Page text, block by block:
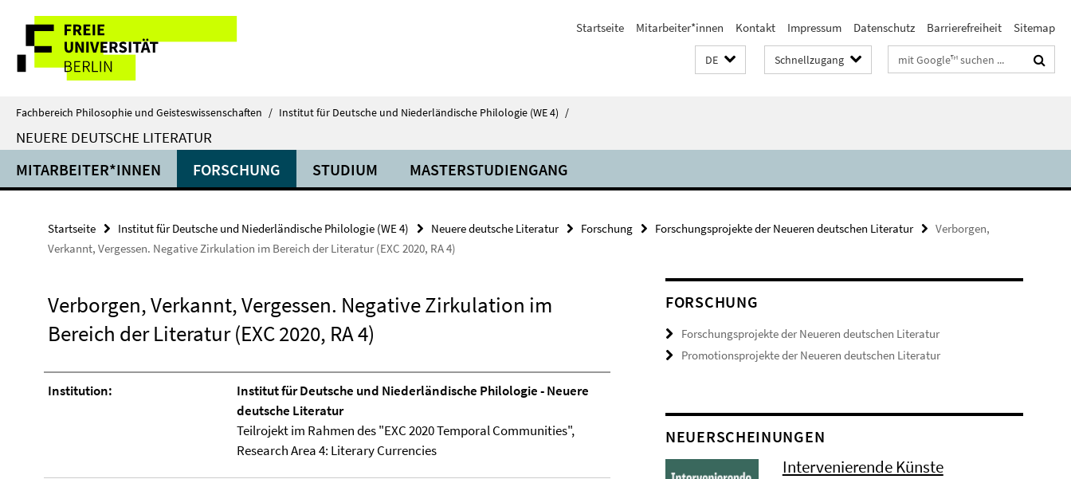
direkt
Inhalt
Service-
Navigation
Startseite Mitarbeiter*innen Kontakt Impressum Datenschutz Barrierefreiheit Sitemap
DE Schnellzugang Suchbegriffe
Fachbereich Philosophie und Geisteswissenschaften / Institut für Deutsche und Niederländische Philologie (WE 4) /
NEUERE DEUTSCHE LITERATUR
MITARBEITER*INNEN FORSCHUNG STUDIUM MASTERSTUDIENGANG
Startseite Institut für Deutsche und Niederländische Philologie (WE 4) Neuere deutsche Literatur Forschung Forschungsprojekte der Neueren deutschen Literatur
Verborgen,
Verkannt, Vergessen. Negative Zirkulation im Bereich der Literatur (EXC 2020, RA 4)
Verborgen, Verkannt, Vergessen. Negative Zirkulation im
Bereich der Literatur (EXC 2020, RA 4)
Institution:
Institut für Deutsche und Niederländische Philologie - Neuere
deutsche Literatur
Teilrojekt im Rahmen des "EXC 2020 Temporal Communities",
Research Area 4: Literary Currencies
FORSCHUNG
Forschungsprojekte der Neueren deutschen Literatur
Promotionsprojekte der Neueren deutschen Literatur
NEUERSCHEINUNGEN
Intervenierende Künste